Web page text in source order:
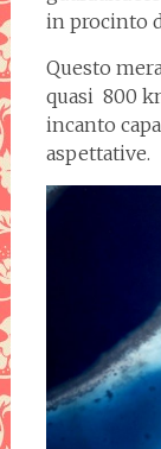
in procinto
Questo
quasi 800
incanto
aspettative.